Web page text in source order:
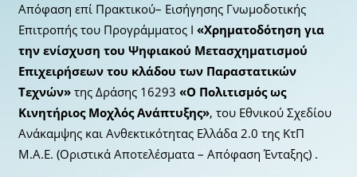
Απόφαση επί Πρακτικού– Εισήγησης Γνωμοδοτικής
Επιτροπής του Προγράμματος Ι «Χρηματοδότηση για
την ενίσχυση του Ψηφιακού Μετασχηματισμού
Επιχειρήσεων του κλάδου των Παραστατικών
Τεχνών» της Δράσης 16293 «Ο Πολιτισμός ως
Κινητήριος Μοχλός Ανάπτυξης», του Εθνικού Σχεδίου
Ανάκαμψης και Ανθεκτικότητας Ελλάδα 2.0 της ΚτΠ
Μ.Α.Ε. (Οριστικά Αποτελέσματα – Απόφαση Ένταξης) .